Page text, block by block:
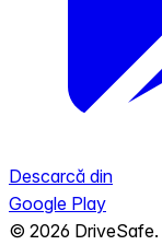
Descarcă din
Google Play
© 2026 DriveSafe.